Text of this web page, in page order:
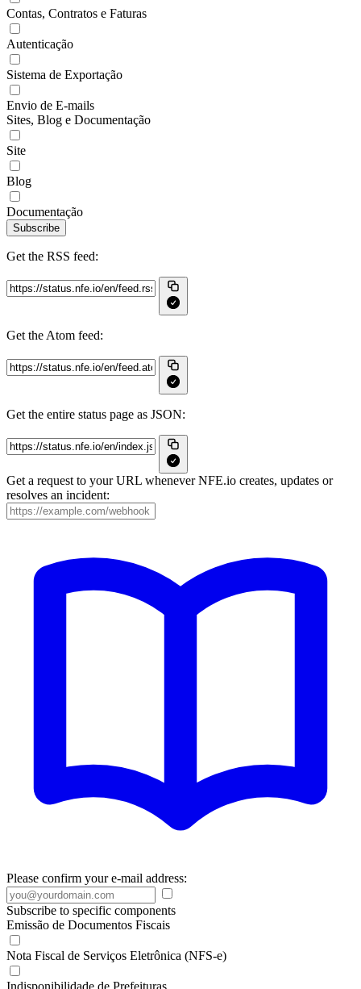
Contas, Contratos e Faturas
Autenticação
Sistema de Exportação
Envio de E-mails
Sites, Blog e Documentação
Site
Blog
Documentação
Subscribe
Get the RSS feed:
Get the Atom feed:
Get the entire status page as JSON:
Get a request to your URL whenever NFE.io creates, updates or
resolves an incident:
Please confirm your e-mail address:
Subscribe to specific components
Emissão de Documentos Fiscais
Nota Fiscal de Serviços Eletrônica (NFS-e)
Indisponibilidade de Prefeituras